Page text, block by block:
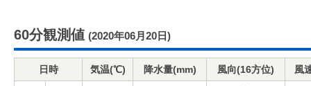
60分観測値 (2020年06月20日)
日時 気温(℃) 降水量(mm) 風向(16方位) 風